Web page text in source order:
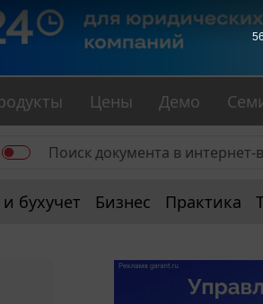
Цены Демо
бухучет Бизнес Практика
56